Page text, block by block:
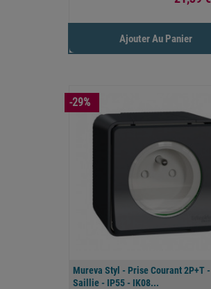
Ajouter Au Panier
Mureva Styl - Prise Courant 2P+T -
Saillie - IP55 - IK08...
-29%